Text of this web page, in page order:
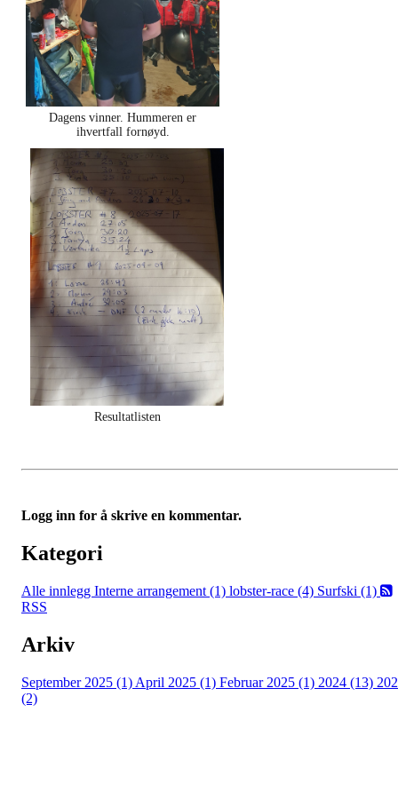
Dagens vinner. Hummeren er
ihvertfall fornøyd.
Resultatlisten
Logg inn for å skrive en kommentar.
Kategori
Alle innlegg Interne arrangement (1) lobster-race (4) Surfski (1)
RSS
Arkiv
September 2025 (1) April 2025 (1) Februar 2025 (1) 2024 (13)
(2)